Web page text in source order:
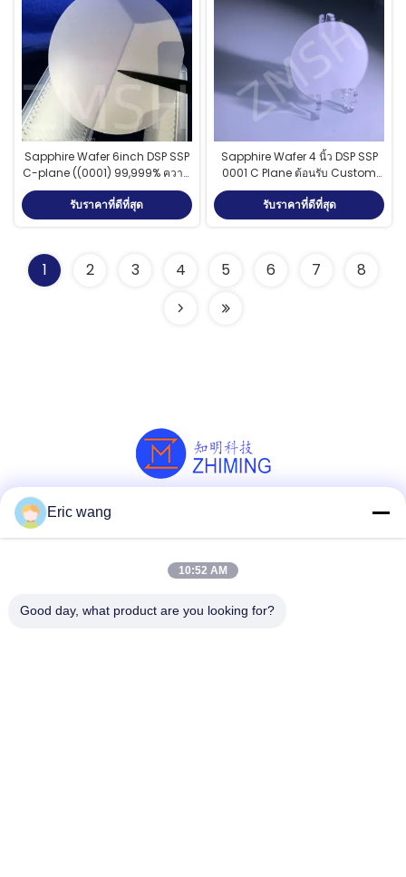
Sapphire Wafer 6inch DSP SSP
C-plane ((0001) 99,999% ความ
บริสุทธิ์สูง Al2O3 LED
รับราคาที่ดีที่สุด
Sapphire Wafer 4 นิ้ว DSP SSP
0001 C Plane ต้อนรับ Custom
Axis โมโนคริสตัล Al2O3
รับราคาที่ดีที่สุด
1 2 3 4 5 6 7 8
ติดต่อเร็ว
Eric wang
10:52 AM
Good day, what product are you looking for?